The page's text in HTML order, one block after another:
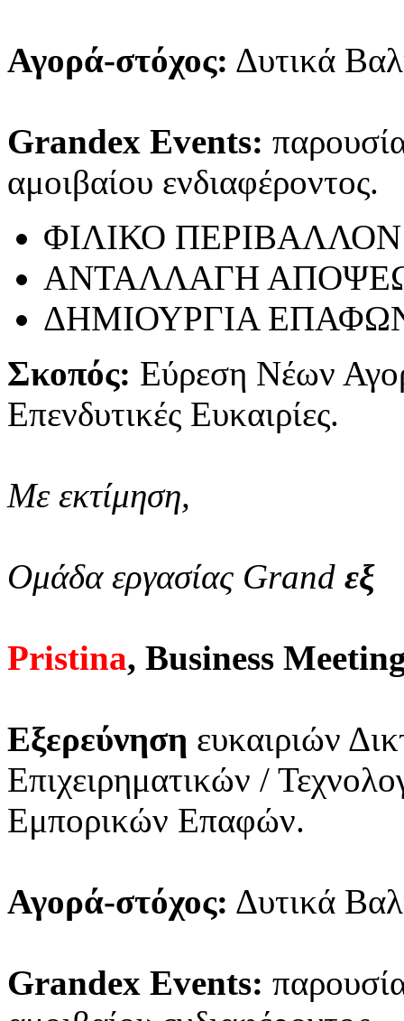
Αγορά-στόχος: Δυτικά
Grandex Events:
αμοιβαίου ενδιαφέροντος.
ΦΙΛΙΚΟ ΠΕΡΙΒΑΛΛΟΝ
ΑΝΤΑΛΛΑΓΗ
ΔΗΜΙΟΥΡΓΙΑ
Σκοπός: Εύρεση Νέων
Επενδυτικές Ευκαιρίες.
Με εκτίμηση,
Ομάδα εργασίας Grand εξ
Pristina, Business
Εξερεύνηση ευκαιριών
Επιχειρηματικών /
Εμπορικών Επαφών.
Αγορά-στόχος: Δυτικά
Grandex Events: